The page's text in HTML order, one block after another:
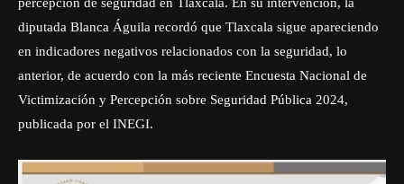
diputada Blanca Águila recordó que Tlaxcala sigue apareciendo
en indicadores negativos relacionados con la seguridad, lo
anterior, de acuerdo con la más reciente Encuesta Nacional de
Victimización y Percepción sobre Seguridad Pública 2024,
publicada por el INEGI.